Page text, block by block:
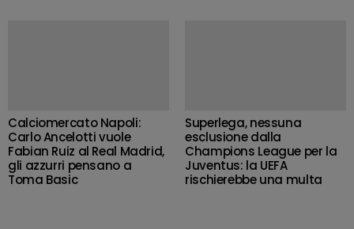
Calciomercato Napoli:
Carlo Ancelotti vuole
Fabian Ruiz al Real Madrid,
gli azzurri pensano a
Toma Basic
Superlega, nessuna
esclusione dalla
Champions League per la
Juventus: la UEFA
rischierebbe una multa